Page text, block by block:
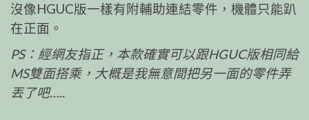
沒像HGUC版一樣有附輔助連結零件，機體只能趴
在正面。
PS：經網友指正，本款確實可以跟HGUC版相同給
MS雙面搭乘，大概是我無意間把另一面的零件弄
丟了吧…..